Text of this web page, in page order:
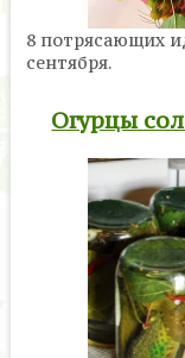
8 потрясающих
сентября.
Огурцы